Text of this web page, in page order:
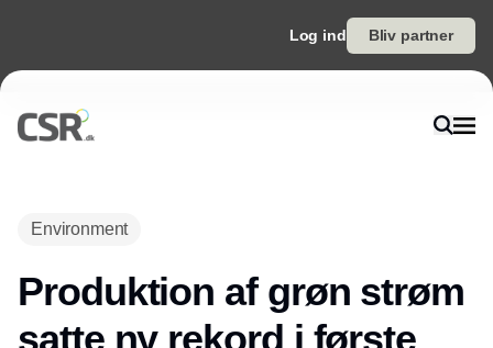
Log ind Bliv partner
Environment
Produktion af grøn strøm
satte ny rekord i første